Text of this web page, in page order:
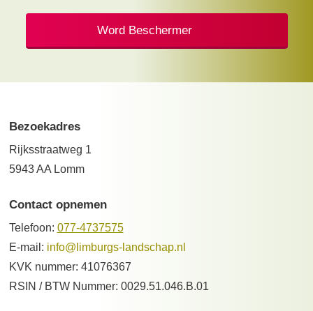
Word Beschermer
Bezoekadres
Rijksstraatweg 1
5943 AA Lomm
Contact opnemen
Telefoon: 077-4737575
E-mail: info@limburgs-landschap.nl
KVK nummer: 41076367
RSIN / BTW Nummer: 0029.51.046.B.01